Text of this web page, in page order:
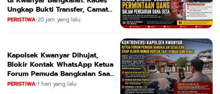
Ungkap Bukti Transfer, Camat
Beri Bantahan Tegas
PERISTIWA•20 jam yang lalu
Kapolsek Kwanyar Dihujat,
Blokir Kontak WhatsApp Ketua
Forum Pemuda Bangkalan Saat
Dikonfirmasi
PERISTIWA•1 hari yang lalu